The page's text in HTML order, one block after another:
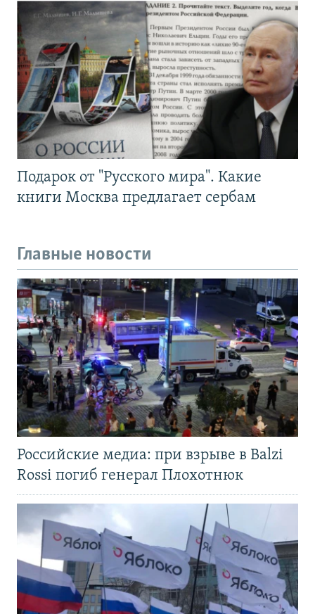
Подарок от "Русского мира". Какие
книги Москва предлагает сербам
Главные новости
Российские медиа: при взрыве в Balzi
Rossi погиб генерал Плохотнюк